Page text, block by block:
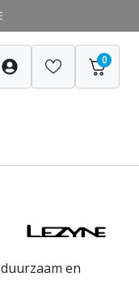
0
en